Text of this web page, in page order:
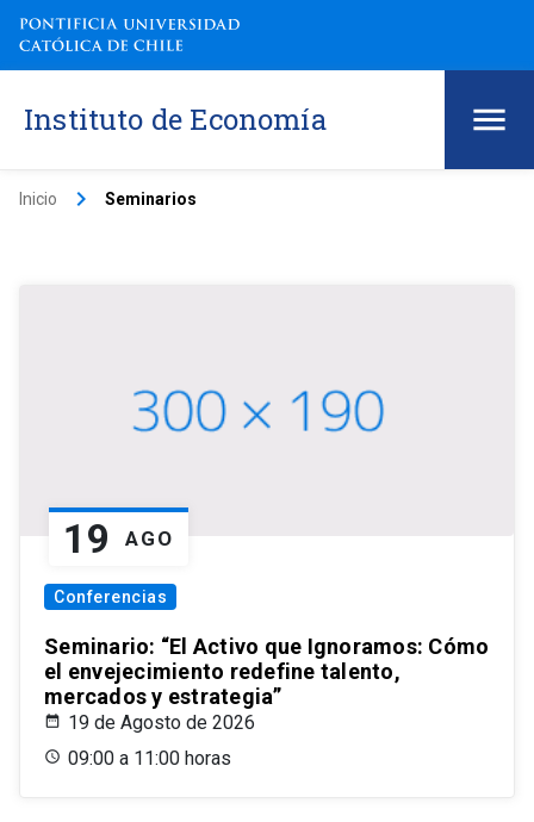
Instituto de Economía
Inicio keyboard_arrow_right Seminarios
19 AGO
Conferencias
Seminario: “El Activo que Ignoramos: Cómo
el envejecimiento redefine talento,
mercados y estrategia”
19 de Agosto de 2026
09:00 a 11:00 horas